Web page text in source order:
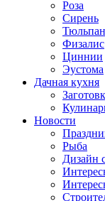
Роза
Сирень
Физалис
Циннии
Эустома
Дачная кухня
Новости
Рыба
Дизайн